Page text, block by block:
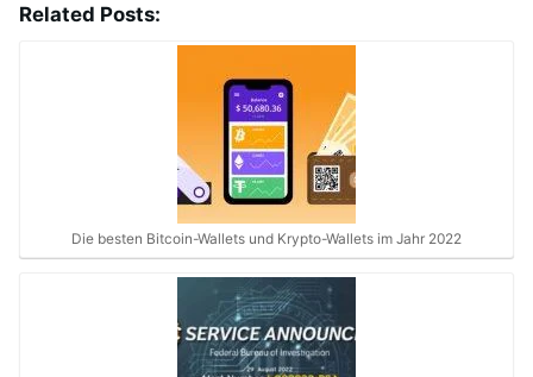
Related Posts:
Die besten Bitcoin-Wallets und Krypto-Wallets im Jahr 2022